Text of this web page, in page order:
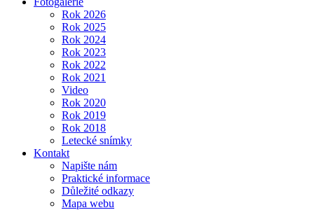
Rok 2026
Rok 2025
Rok 2024
Rok 2023
Rok 2022
Rok 2021
Video
Rok 2020
Rok 2019
Rok 2018
Letecké snímky
Kontakt
Napište nám
Praktické informace
Důležité odkazy
Mapa webu